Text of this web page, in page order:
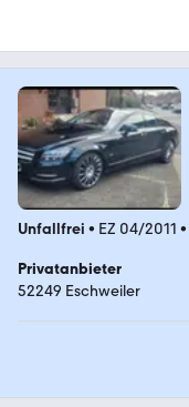
Unfallfrei • EZ 04/2011 •
Privatanbieter
52249 Eschweiler